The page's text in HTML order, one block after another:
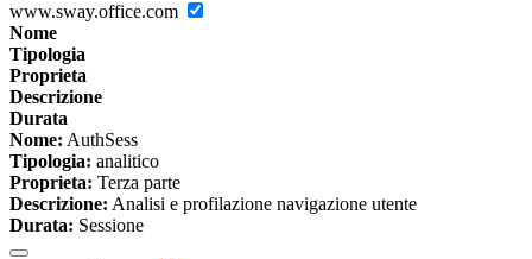
www.sway.office.com
Nome
Tipologia
Proprieta
Descrizione
Durata
Nome: AuthSess
Tipologia: analitico
Proprieta: Terza parte
Descrizione: Analisi e profilazione navigazione utente
Durata: Sessione